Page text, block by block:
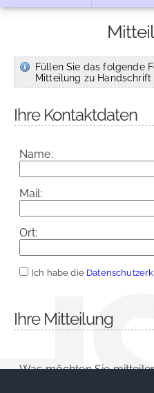
Füllen Sie das folgende
Mitteilung zu Handschrift
Ihre Kontaktdaten
Name:
Mail:
Ort:
Ich habe die
Ihre Mitteilung
Was möchten Sie